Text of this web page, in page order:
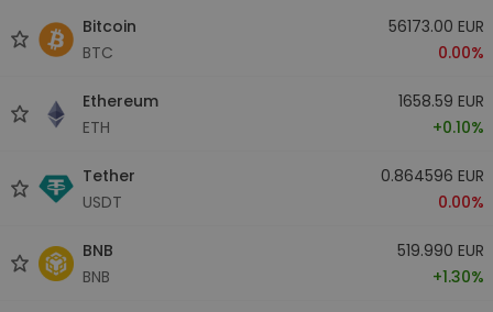
Bitcoin
BTC
56173.00 EUR
0.00%
Ethereum
ETH
1658.59 EUR
+0.10%
Tether
USDT
0.864596 EUR
0.00%
BNB
BNB
519.990 EUR
+1.30%